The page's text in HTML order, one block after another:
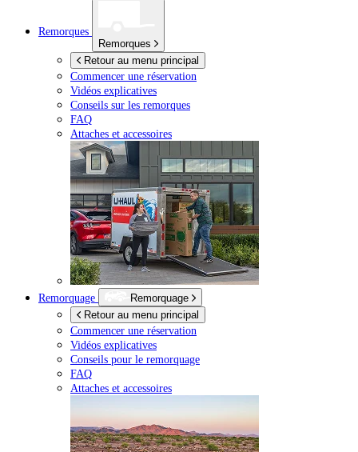
Remorques
Remorques
Retour au menu principal
Commencer une réservation
Vidéos explicatives
Conseils sur les remorques
FAQ
Attaches et accessoires
Remorquage
Remorquage
Retour au menu principal
Commencer une réservation
Vidéos explicatives
Conseils pour le remorquage
FAQ
Attaches et accessoires